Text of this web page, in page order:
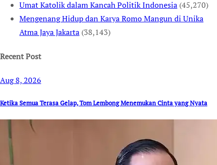
Umat Katolik dalam Kancah Politik Indonesia (45,270)
Mengenang Hidup dan Karya Romo Mangun di Unika
Atma Jaya Jakarta (38,143)
Recent Post
Aug 8, 2026
Ketika Semua Terasa Gelap, Tom Lembong Menemukan Cinta yang Nyata